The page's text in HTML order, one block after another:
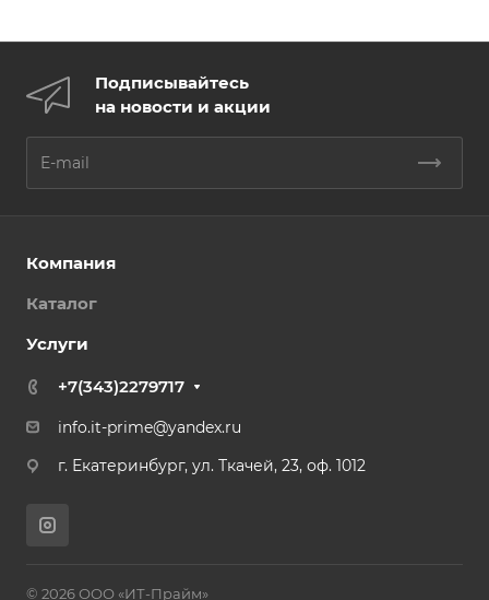
Подписывайтесь
на новости и акции
Компания
Каталог
Услуги
+7(343)2279717
info.it-prime@yandex.ru
г. Екатеринбург, ул. Ткачей, 23, оф. 1012
© 2026 ООО «ИТ-Прайм»